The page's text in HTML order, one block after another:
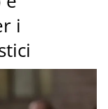
i